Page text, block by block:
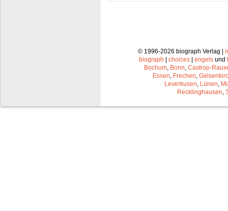
© 1996-2026 biograph Verlag |
biograph | choices | engels und
Bochum Bonn Castrop-
Essen Frechen
Leverkusen Lünen
Recklinghausen